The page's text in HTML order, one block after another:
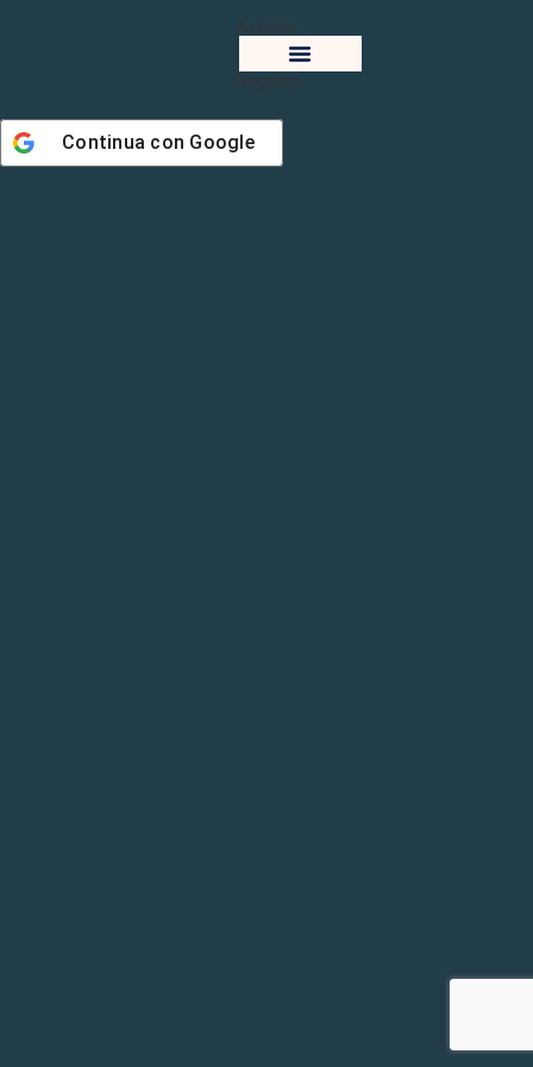
Acceso
Registro
Continua con Google